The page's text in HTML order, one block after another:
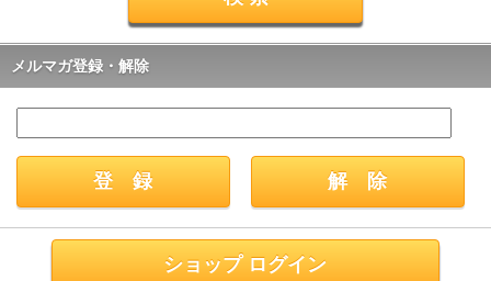
メルマガ登録・解除
ショップ ログイン